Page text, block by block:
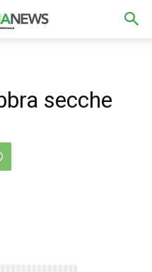
secche